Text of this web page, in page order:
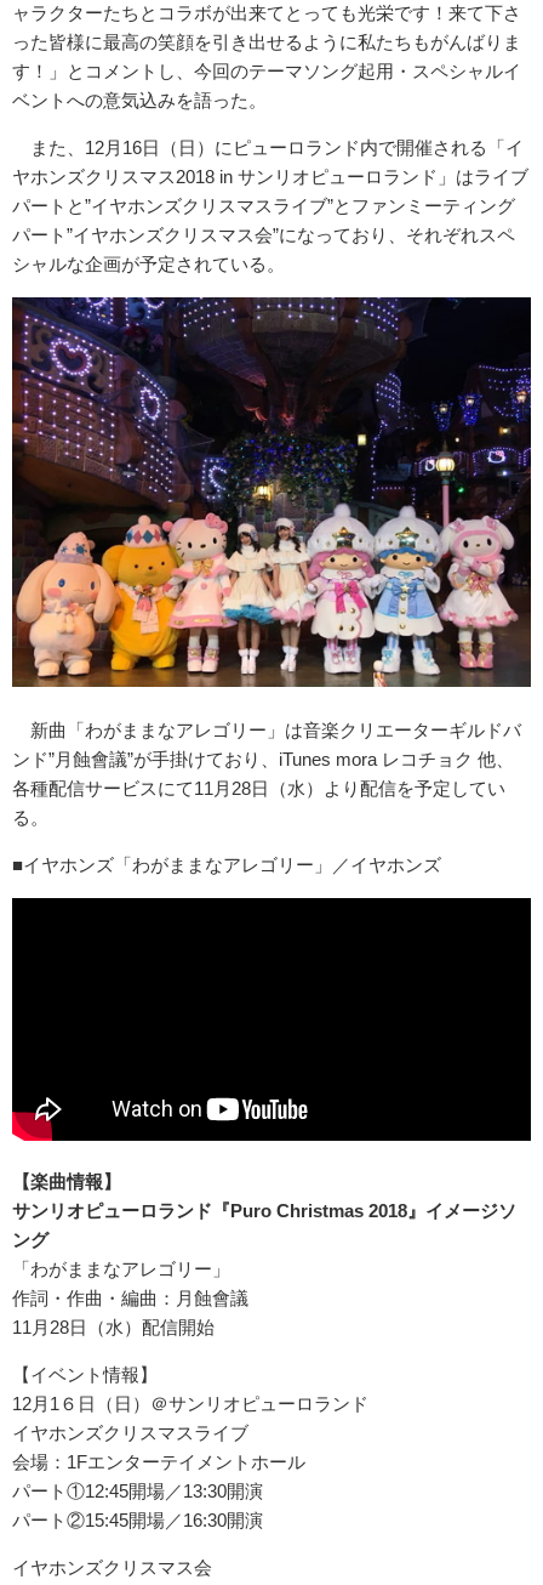
ャラクターたちとコラボが出来てとっても光栄です！来て下さ
った皆様に最高の笑顔を引き出せるように私たちもがんばりま
す！」とコメントし、今回のテーマソング起用・スペシャルイ
ベントへの意気込みを語った。
また、12月16日（日）にピューロランド内で開催される「イ
ヤホンズクリスマス2018 in サンリオピューロランド」はライブ
パートと”イヤホンズクリスマスライブ”とファンミーティング
パート”イヤホンズクリスマス会”になっており、それぞれスペ
シャルな企画が予定されている。
新曲「わがままなアレゴリー」は音楽クリエーターギルドバ
ンド”月蝕會議”が手掛けており、iTunes mora レコチョク 他、
各種配信サービスにて11月28日（水）より配信を予定してい
る。
■イヤホンズ「わがままなアレゴリー」／イヤホンズ
【楽曲情報】
サンリオピューロランド『Puro Christmas 2018』イメージソ
ング
「わがままなアレゴリー」
作詞・作曲・編曲：月蝕會議
11月28日（水）配信開始
【イベント情報】
12月1６日（日）＠サンリオピューロランド
イヤホンズクリスマスライブ
会場：1Fエンターテイメントホール
パート①12:45開場／13:30開演
パート②15:45開場／16:30開演
イヤホンズクリスマス会